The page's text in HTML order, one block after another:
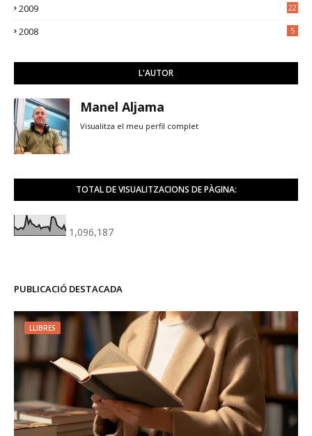
2009 22
2008 5
L'AUTOR
Manel Aljama
Visualitza el meu perfil complet
TOTAL DE VISUALITZACIONS DE PÀGINA:
1,096,187
PUBLICACIÓ DESTACADA
LLIBRES